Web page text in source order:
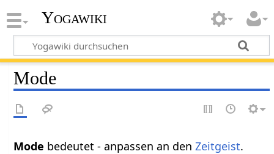
Yogawiki
Mode
Mode bedeutet - anpassen an denZeitgeist.